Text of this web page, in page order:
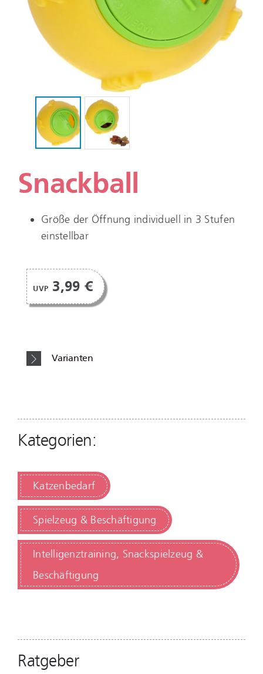
Snackball
Größe der Öffnung individuell in 3 Stufen
einstellbar
UVP 3,99 €
Varianten
Kategorien:
Katzenbedarf
Spielzeug & Beschäftigung
Intelligenztraining, Snackspielzeug &
Beschäftigung
Ratgeber